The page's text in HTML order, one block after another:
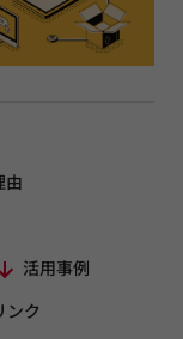
由
活用事例
ンク